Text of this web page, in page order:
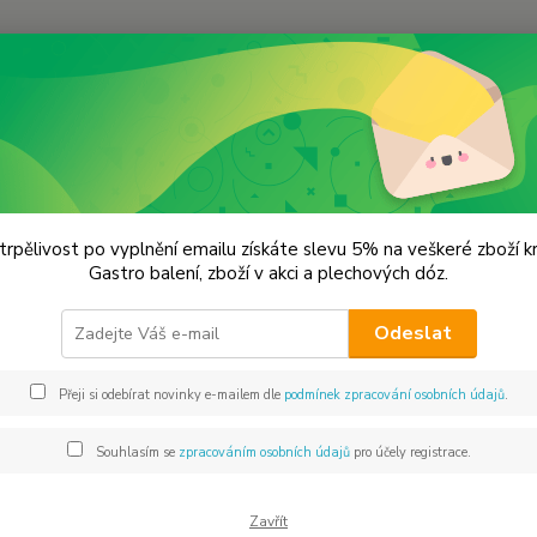
Premium koření Pažitka řezaná Prémiová kvalita
řezaná Prémiová kvalita
po
trsech
jako
po vyplnění emailu získáte slevu 5% na veškeré zboží
Gastro balení, zboží v akci a plechových dóz.
Odeslat
Přeji si odebírat novinky e-mailem dle podmínek zpracování osobních údajů.
Souhlasím se zpracováním osobních údajůpro účely registrace.
Zavřít